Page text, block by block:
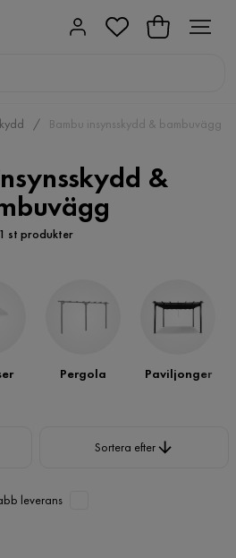
Bambu insynsskydd & bambuvägg
&
1 st produkter
Pergola Paviljonger
Sortera efter
leverans